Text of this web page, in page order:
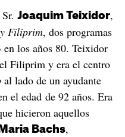
Joaquim Teixidor,
Filiprim, dos programas
los años 80. Teixidor
Filiprim y era el centro
al lado de un ayudante
el edad de 92 años. Era
hicieron aquellos
Bachs,